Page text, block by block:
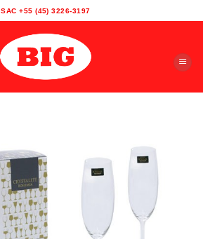
SAC +55 (45) 3226-3197